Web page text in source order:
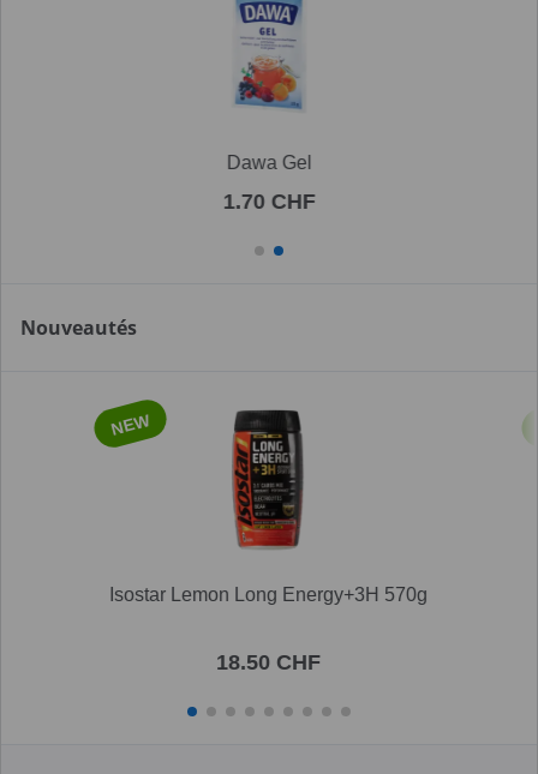
Dawa Gel
1.70 CHF
Nouveautés
NEW
Isostar Lemon Long Energy+3H 570g
18.50 CHF